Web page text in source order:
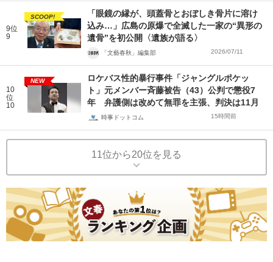
9位
9
SCOOP!
「眼鏡の縁が、頭蓋骨とおぼしき骨片に溶け
込み…」広島の原爆で全滅した一家の“異形の
遺骨”を初公開〈遺族が語る〉
「文藝春秋」編集部 2026/07/11
10
位
10
NEW
ロケバス性的暴行事件「ジャングルポケッ
ト」元メンバー斉藤被告（43）公判で懲役7
年 弁護側は改めて無罪を主張、判決は11月
時事ドットコム 15時間前
11位から20位を見る